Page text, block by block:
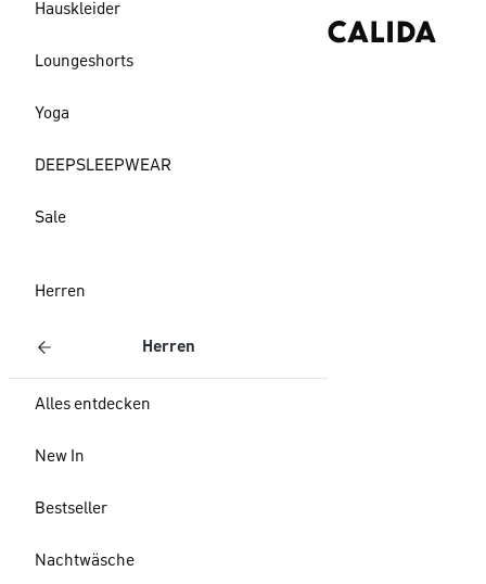
Hauskleider
Loungeshorts
Yoga
DEEPSLEEPWEAR
Sale
Herren
Herren
Alles entdecken
New In
Bestseller
Nachtwäsche